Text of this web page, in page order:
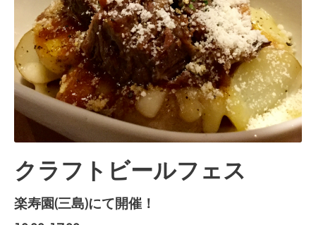
クラフトビールフェス
楽寿園(三島)にて開催！